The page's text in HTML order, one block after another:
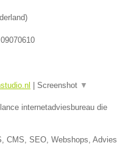
)
09070610
Screenshot ▼
internetadviesbureau die
CMS, SEO, Webshops, Advies